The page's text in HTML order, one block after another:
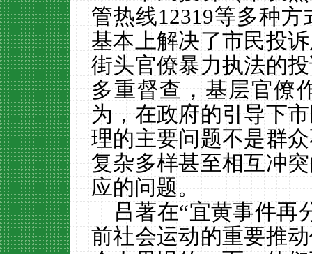
管热线12319等多种
基本上解决了市民投
街头官僚暴力执法的
多重督查，基层官僚
为，在政府的引导下
理的主要问题不是群
复杂多样甚至相互冲
应的问题。
吕著在“宜黄事件再
前社会运动的重要推